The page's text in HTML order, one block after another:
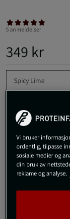
5 anmeldelser
349 kr
Spicy Lime
Gratis frakt over 800
SKU #FPA6078-1R | EAN
Raw Bite er
Vi bruker
ordentlig, tilpasse
sosiale medier og
din bruk av
reklame og analyse.